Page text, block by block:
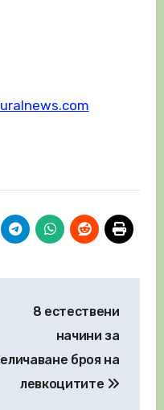
8 eстествени
начини за
броя на
левкоцитите